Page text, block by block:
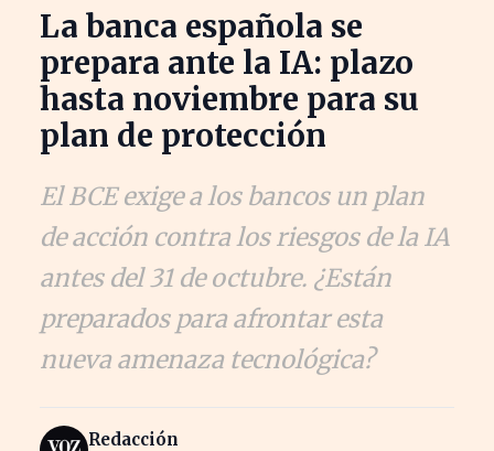
La banca española se
prepara ante la IA: plazo
hasta noviembre para su
plan de protección
El BCE exige a los bancos un plan
de acción contra los riesgos de la IA
antes del 31 de octubre. ¿Están
preparados para afrontar esta
nueva amenaza tecnológica?
Redacción